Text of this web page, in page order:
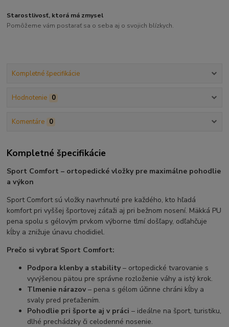
Starostlivosť, ktorá má zmysel
Pomôžeme vám postarať sa o seba aj o svojich blízkych.
Kompletné špecifikácie
Hodnotenie 0
Komentáre 0
Kompletné špecifikácie
Sport Comfort – ortopedické vložky pre maximálne pohodlie
a výkon
Sport Comfort sú vložky navrhnuté pre každého, kto hľadá
komfort pri vyššej športovej záťaži aj pri bežnom nosení. Mäkká PU
pena spolu s gélovým prvkom výborne tlmí došľapy, odľahčuje
kĺby a znižuje únavu chodidiel.
Prečo si vybrať Sport Comfort:
Podpora klenby a stability– ortopedické tvarovanie s
vyvýšenou pätou pre správne rozloženie váhy a istý krok.
Tlmenie nárazov– pena s gélom účinne chráni kĺby a
svaly pred preťažením.
Pohodlie pri športe aj v práci – ideálne na šport, turistiku,
dlhé prechádzky či celodenné nosenie.